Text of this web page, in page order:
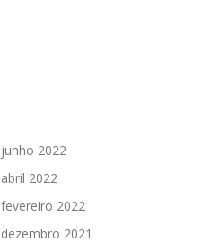
junho 2022
abril 2022
fevereiro 2022
dezembro 2021